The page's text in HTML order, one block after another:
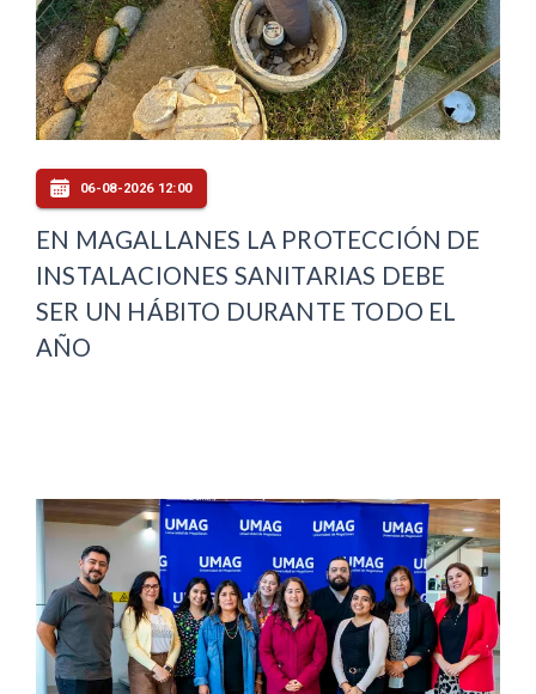
06-08-2026 12:00
EN MAGALLANES LA PROTECCIÓN DE
INSTALACIONES SANITARIAS DEBE
SER UN HÁBITO DURANTE TODO EL
AÑO